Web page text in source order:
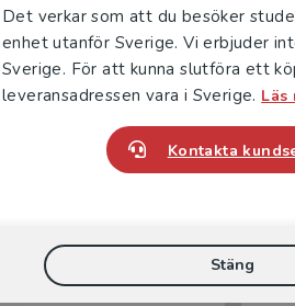
Det verkar som att du besöker
enhet utanför Sverige. Vi erbjuder
Sverige. För att kunna slutföra ett
leveransadressen vara i Sverige. Läs
Kontakta
Stäng
Gunnar
kr